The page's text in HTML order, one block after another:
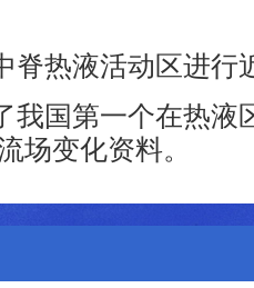
脊热液活动区进
我国第一个在热液
场变化资料。